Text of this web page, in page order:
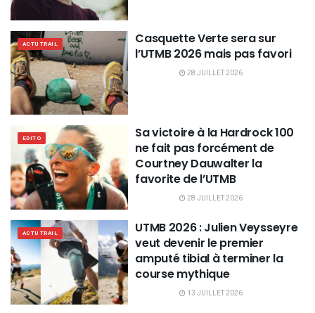
ACTU TRAIL
Casquette Verte sera sur
l’UTMB 2026 mais pas favori
28 JUILLET 2026
EDITO
Sa victoire à la Hardrock 100
ne fait pas forcément de
Courtney Dauwalter la
favorite de l’UTMB
28 JUILLET 2026
ACTU TRAIL
UTMB 2026 : Julien Veysseyre
veut devenir le premier
amputé tibial à terminer la
course mythique
13 JUILLET 2026